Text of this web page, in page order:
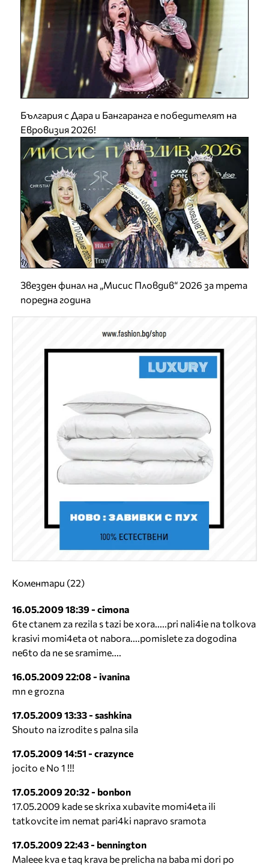
България с Дара и Бангаранга е победителят на
Евровизия 2026!
Звезден финал на „Мисис Пловдив“ 2026 за трета
поредна година
Коментари (22)
16.05.2009 18:39 - cimona
6te ctanem za rezila s tazi be xora.....pri nali4ie na tolkova
krasivi momi4eta ot nabora....pomislete za dogodina
ne6to da ne se sramime....
16.05.2009 22:08 - ivanina
mn e grozna
17.05.2009 13:33 - sashkina
Shouto na izrodite s palna sila
17.05.2009 14:51 - crazynce
jocito e No 1 !!!
17.05.2009 20:32 - bonbon
17.05.2009 kade se skrixa xubavite momi4eta ili
tatkovcite im nemat pari4ki napravo sramota
17.05.2009 22:43 - bennington
Maleee kva e taq krava be prelicha na baba mi dori po